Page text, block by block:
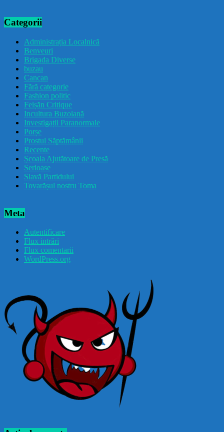
Categorii
Administrația Localnică
Benveuri
Brigada Diverse
buzau
Cancan
Fără categorie
Fashion politic
Feișăn Critique
Incultura Buzoiană
Investigații Paranormale
Porșe
Prostul Săptămânii
Recente
Școala Ajutătoare de Presă
Serioase
Slavă Partidului
Tovarășul nostru Toma
Meta
Autentificare
Flux intrări
Flux comentarii
WordPress.org